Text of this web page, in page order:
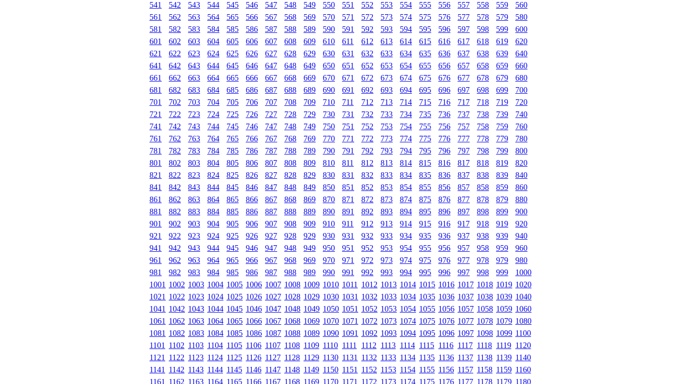
541
542 543 544 545 546 547 548 549 550 551 552 553 554 555 556 557 558 559
560
561
562 563 564 565 566 567 568 569 570 571 572 573 574 575 576 577 578 579
580
581
582 583 584 585 586 587 588 589 590 591 592 593 594 595 596 597 598 599
600
601
602 603 604 605 606 607 608 609 610 611 612 613 614 615 616 617 618 619
620
621
622 623 624 625 626 627 628 629 630 631 632 633 634 635 636 637 638 639
640
641
642 643 644 645 646 647 648 649 650 651 652 653 654 655 656 657 658 659
660
661
662 663 664 665 666 667 668 669 670 671 672 673 674 675 676 677 678 679
680
681
682 683 684 685 686 687 688 689 690 691 692 693 694 695 696 697 698 699
700
701
702 703 704 705 706 707 708 709 710 711 712 713 714 715 716 717 718 719
720
721
722 723 724 725 726 727 728 729 730 731 732 733 734 735 736 737 738 739
740
741
742 743 744 745 746 747 748 749 750 751 752 753 754 755 756 757 758 759
760
761
762 763 764 765 766 767 768 769 770 771 772 773 774 775 776 777 778 779
780
781
782 783 784 785 786 787 788 789 790 791 792 793 794 795 796 797 798 799
800
801
802 803 804 805 806 807 808 809 810 811 812 813 814 815 816 817 818 819
820
821
822 823 824 825 826 827 828 829 830 831 832 833 834 835 836 837 838 839
840
841
842 843 844 845 846 847 848 849 850 851 852 853 854 855 856 857 858 859
860
861
862 863 864 865 866 867 868 869 870 871 872 873 874 875 876 877 878 879
880
881
882 883 884 885 886 887 888 889 890 891 892 893 894 895 896 897 898 899
900
901
902 903 904 905 906 907 908 909 910 911 912 913 914 915 916 917 918 919
920
921
922 923 924 925 926 927 928 929 930 931 932 933 934 935 936 937 938 939
940
941
942 943 944 945 946 947 948 949 950 951 952 953 954 955 956 957 958 959
960
961
962 963 964 965 966 967 968 969 970 971 972 973 974 975 976 977 978 979
980
981
982 983 984 985 986 987 988 989 990 991 992 993 994 995 996 997 998 999
1000
1001 1002 1003 1004 1005 1006 1007 1008 1009 1010 1011 1012 1013 1014 1015 1016 1017 1018 1019 1020
1021 1022 1023 1024 1025 1026 1027 1028 1029 1030 1031 1032 1033 1034 1035 1036 1037 1038 1039 1040
1041 1042 1043 1044 1045 1046 1047 1048 1049 1050 1051 1052 1053 1054 1055 1056 1057 1058 1059 1060
1061 1062 1063 1064 1065 1066 1067 1068 1069 1070 1071 1072 1073 1074 1075 1076 1077 1078 1079 1080
1081 1082 1083 1084 1085 1086 1087 1088 1089 1090 1091 1092 1093 1094 1095 1096 1097 1098 1099 1100
1101
1102 1103 1104 1105 1106 1107 1108 1109 1110 1111 1112 1113 1114 1115 1116 1117 1118 1119 1120
1121
1122 1123 1124 1125 1126 1127 1128 1129 1130 1131 1132 1133 1134 1135 1136 1137 1138 1139 1140
1141
1142 1143 1144 1145 1146 1147 1148 1149 1150 1151 1152 1153 1154 1155 1156 1157 1158 1159 1160
1161
1162 1163 1164 1165 1166 1167 1168 1169 1170 1171 1172 1173 1174 1175 1176 1177 1178 1179 1180